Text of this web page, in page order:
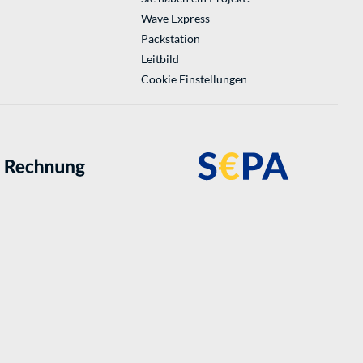
Wave Express
Packstation
Leitbild
Cookie Einstellungen